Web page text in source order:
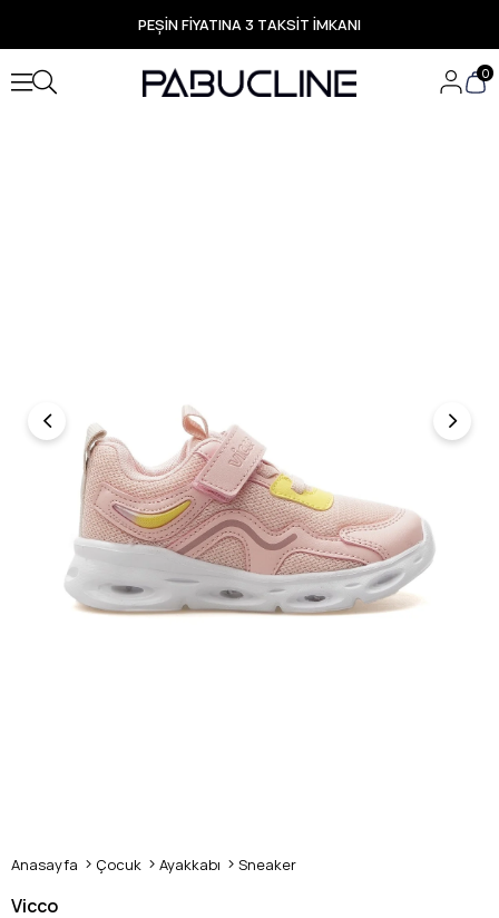
PEŞİN FİYATINA 3 TAKSİT İMKANI
TÜM ÜRÜNLERDE ÜCRETSİZ KARGO
Yeni Sezon Ürünlerde Özel Fırsatlar
Seçili Ürünlerde Hızlı Teslimat
0
Anasayfa Çocuk Ayakkabı Sneaker
Vicco